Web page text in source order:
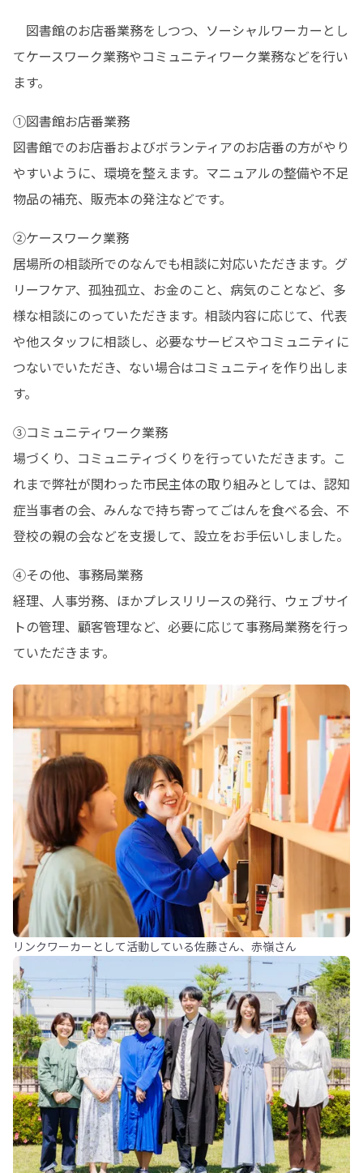
図書館のお店番業務をしつつ、ソーシャルワーカーとし
てケースワーク業務やコミュニティワーク業務などを行い
ます。
①図書館お店番業務
図書館でのお店番およびボランティアのお店番の方がやり
やすいように、環境を整えます。マニュアルの整備や不足
物品の補充、販売本の発注などです。
②ケースワーク業務
居場所の相談所でのなんでも相談に対応いただきます。グ
リーフケア、孤独孤立、お金のこと、病気のことなど、多
様な相談にのっていただきます。相談内容に応じて、代表
や他スタッフに相談し、必要なサービスやコミュニティに
つないでいただき、ない場合はコミュニティを作り出しま
す。
③コミュニティワーク業務
場づくり、コミュニティづくりを行っていただきます。こ
れまで弊社が関わった市民主体の取り組みとしては、認知
症当事者の会、みんなで持ち寄ってごはんを食べる会、不
登校の親の会などを支援して、設立をお手伝いしました。
④その他、事務局業務
経理、人事労務、ほかプレスリリースの発行、ウェブサイ
トの管理、顧客管理など、必要に応じて事務局業務を行っ
ていただきます。
リンクワーカーとして活動している佐藤さん、赤嶺さん